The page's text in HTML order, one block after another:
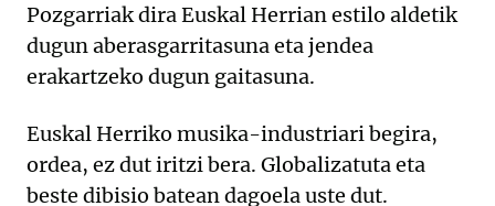
Pozgarriak dira Euskal Herrian estilo aldetik
dugun aberasgarritasuna eta jendea
erakartzeko dugun gaitasuna.
Euskal Herriko musika-industriari begira,
ordea, ez dut iritzi bera. Globalizatuta eta
beste dibisio batean dagoela uste dut.